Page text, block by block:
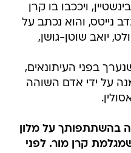
ויככבו בו קרן
נייטס, והוא נכתב על
יואב שוטן-גושן,
בפני העיתונאים,
על ידי אדם השוהה
בהשתתפותך על מלון
קרן מור. לפני